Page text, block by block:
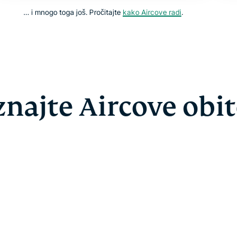
… i mnogo toga još. Pročitajte kako Aircove radi.
Aircove